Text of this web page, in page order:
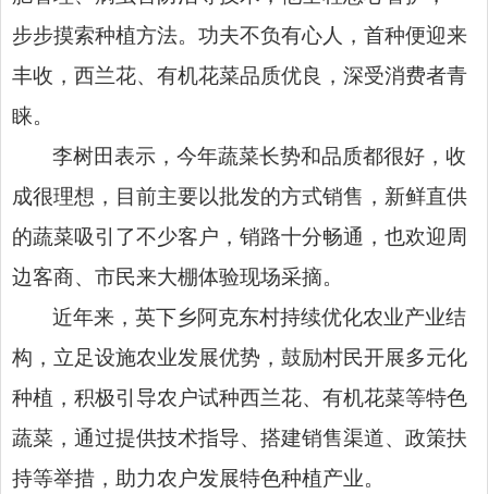
步步摸索种植方法。功夫不负有心人，首种便迎来
丰收，西兰花、有机花菜品质优良，深受消费者青
睐。
李树田表示，今年蔬菜长势和品质都很好，收
成很理想，目前主要以批发的方式销售，新鲜直供
的蔬菜吸引了不少客户，销路十分畅通，也欢迎周
边客商、市民来大棚体验现场采摘。
近年来，英下乡阿克东村持续优化农业产业结
构，立足设施农业发展优势，鼓励村民开展多元化
种植，积极引导农户试种西兰花、有机花菜等特色
蔬菜，通过提供技术指导、搭建销售渠道、政策扶
持等举措，助力农户发展特色种植产业。